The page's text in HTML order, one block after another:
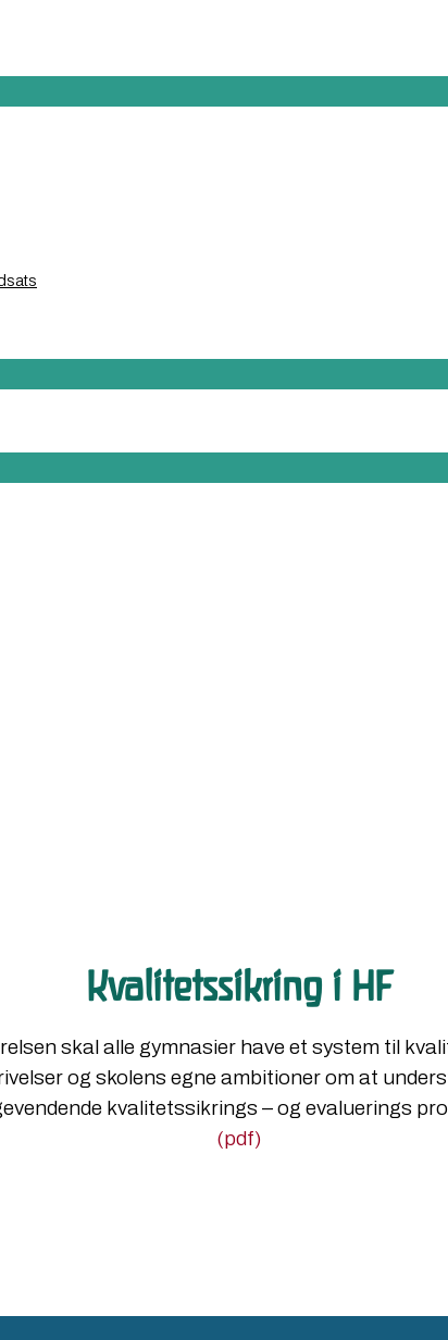
Kvalitetssikring i HF
skal alle gymnasier have et system til
og skolens egne ambitioner om at
kvalitetssikrings – og evaluerings
(pdf)